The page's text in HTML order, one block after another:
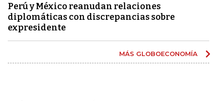
Perú y México reanudan relaciones
diplomáticas con discrepancias sobre
expresidente
MÁS GLOBOECONOMÍA